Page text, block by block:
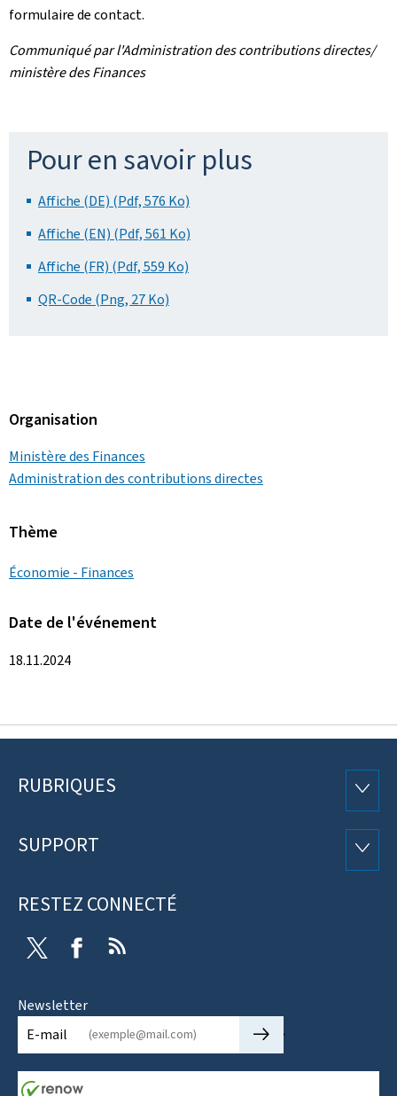
formulaire de contact.
Communiqué par l'Administration des contributions directes/
ministère des Finances
Pour en savoir plus
Affiche (DE) (Pdf, 576 Ko)
Affiche (EN) (Pdf, 561 Ko)
Affiche (FR) (Pdf, 559 Ko)
QR-Code (Png, 27 Ko)
Organisation
Ministère des Finances
Administration des contributions directes
Thème
Économie - Finances
Date de l'événement
18.11.2024
Pied
page
RUBRIQUES
SUPPORT
RESTEZ CONNECTÉ
Twitter Facebook
Newsletter
E-mail
🡒